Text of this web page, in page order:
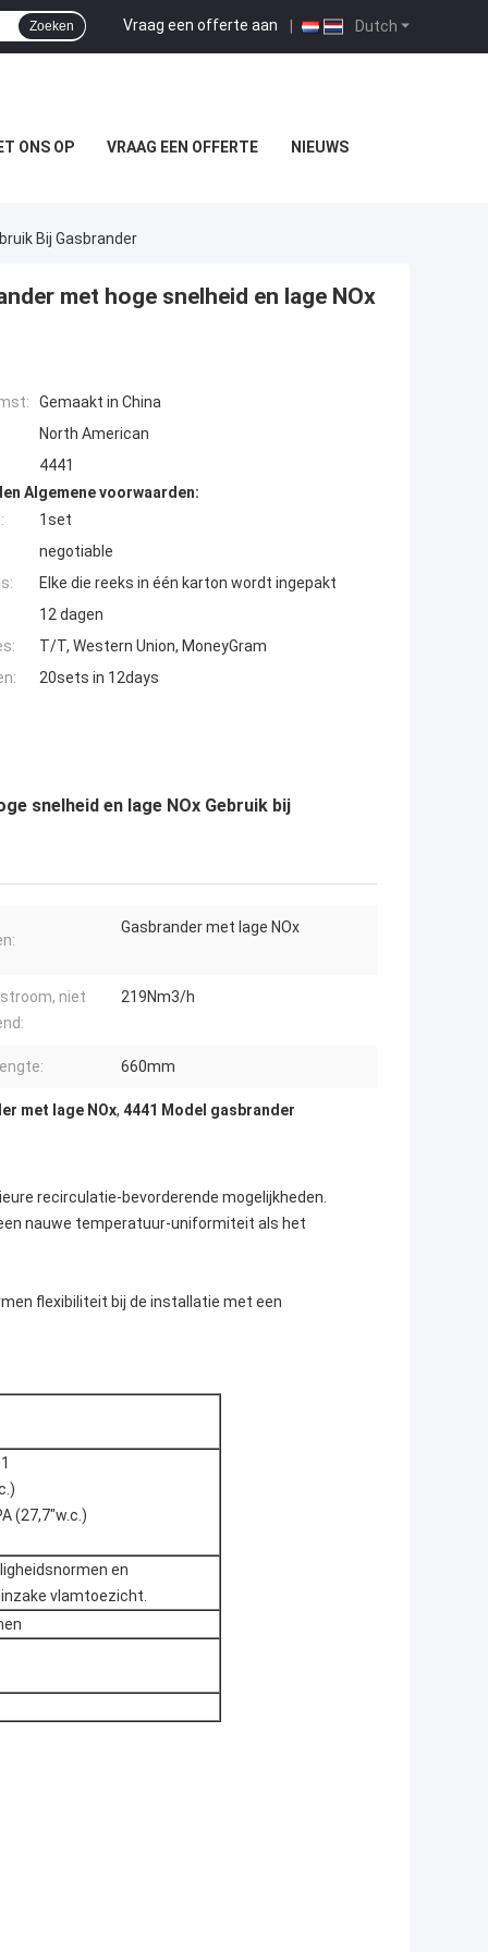
Dutch
Vraag een offerte aan |
Zoeken
ONS OP VRAAG EEN OFFERTE NIEUWS
Bij Gasbrander
met hoge snelheid en lage NOx
Gemaakt in China
North American
4441
Algemene voorwaarden:
1set
negotiable
Elke die reeks in één karton wordt ingepakt
12 dagen
T/T, Western Union, MoneyGram
20sets in 12days
snelheid en lage NOx Gebruik bij
Gasbrander met lage NOx
niet
219Nm3/h
660mm
met lage NOx, 4441 Model gasbrander
recirculatie-bevorderende mogelijkheden.
nauwe temperatuur-uniformiteit als het
flexibiliteit bij de installatie met een
(27,7"w.c.)
en
vlamtoezicht.